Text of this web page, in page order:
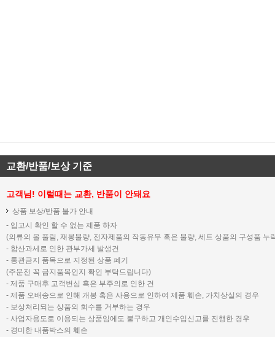
교환/반품/보상 기준
고객님! 이럴때는 교환, 반품이 안돼요
상품 보상/반품 불가 안내
- 입고시 확인 할 수 없는 제품 하자
(의류의 올 풀림, 재봉불량, 전자제품의 작동유무 혹은 불량, 세트 상품의 구성품 누
- 합산과세로 인한 관부가세 발생건
- 통관금지 품목으로 지정된 상품 폐기
(주문전 꼭 금지품목인지 확인 부탁드립니다)
- 제품 구매후 고객변심 혹은 부주의로 인한 건
- 제품 오배송으로 인해 개봉 혹은 사용으로 인하여 제품 훼손, 가치상실의 경우
- 보상처리되는 상품의 회수를 거부하는 경우
- 사업자용도로 이용되는 상품임에도 불구하고 개인수입신고를 진행한 경우
- 경미한 내품박스의 훼손